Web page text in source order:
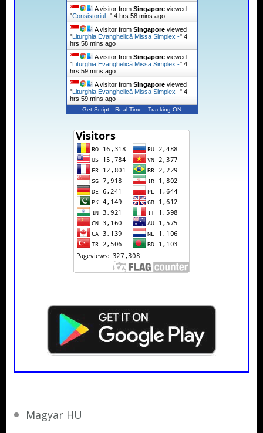
A visitor from Singaporeviewed
"Consistoriul -" 4 hrs 58 mins ago
A visitor from Singaporeviewed
"Liturghia Evanghelică Missa Simplex -" 4
hrs 58 mins ago
A visitor from Singaporeviewed
"Liturghia Evanghelică Missa Simplex -" 4
hrs 59 mins ago
A visitor from Singaporeviewed
"Liturghia Evanghelică Missa Simplex -" 4
hrs 59 mins ago
Get Script Real Time Tracking ON
Magyar HU